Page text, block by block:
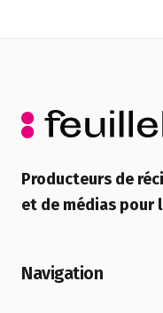
Producteurs de
et de médias pour
Navigation